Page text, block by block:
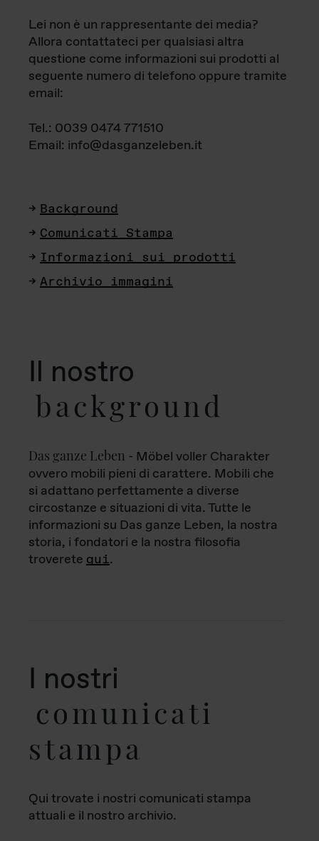
Lei non è un rappresentante dei media?
Allora contattateci per qualsiasi altra
questione come informazioni sui prodotti al
seguente numero di telefono oppure tramite
email:
Tel.: 0039 0474 771510
Email: info@dasganzeleben.it
Background
Comunicati Stampa
Informazioni sui prodotti
Archivio immagini
Il nostro
background
Das ganze Leben - Möbel voller Charakter
ovvero mobili pieni di carattere. Mobili che
si adattano perfettamente a diverse
circostanze e situazioni di vita. Tutte le
informazioni su Das ganze Leben, la nostra
storia, i fondatori e la nostra filosofia
troverete qui.
I nostri
comunicati
stampa
Qui trovate i nostri comunicati stampa
attuali e il nostro archivio.